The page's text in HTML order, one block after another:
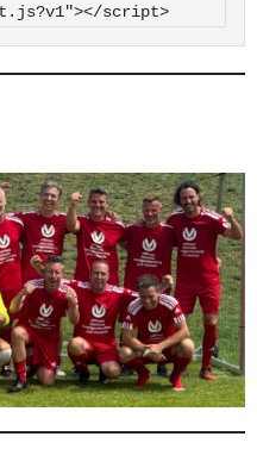
script>